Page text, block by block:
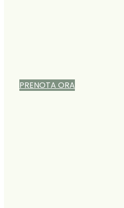
PRENOTA ORA